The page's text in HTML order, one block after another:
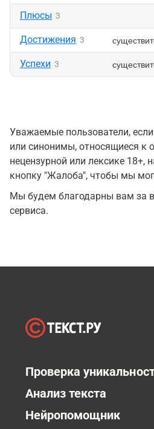
Плюсы 3
Достижения 3
Успехи 3
Уважаемые пользователи,
или синонимы, относящиеся к
нецензурной или лексике 18+,
кнопку "Жалоба", чтобы мы
Мы будем благодарны вам за
сервиса.
Проверка
Анализ текста
Нейропомощник